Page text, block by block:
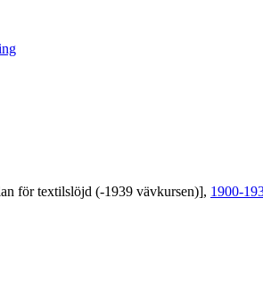
för textilslöjd (-1939 vävkursen)], 1900-